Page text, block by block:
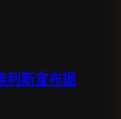
利斯宣布退